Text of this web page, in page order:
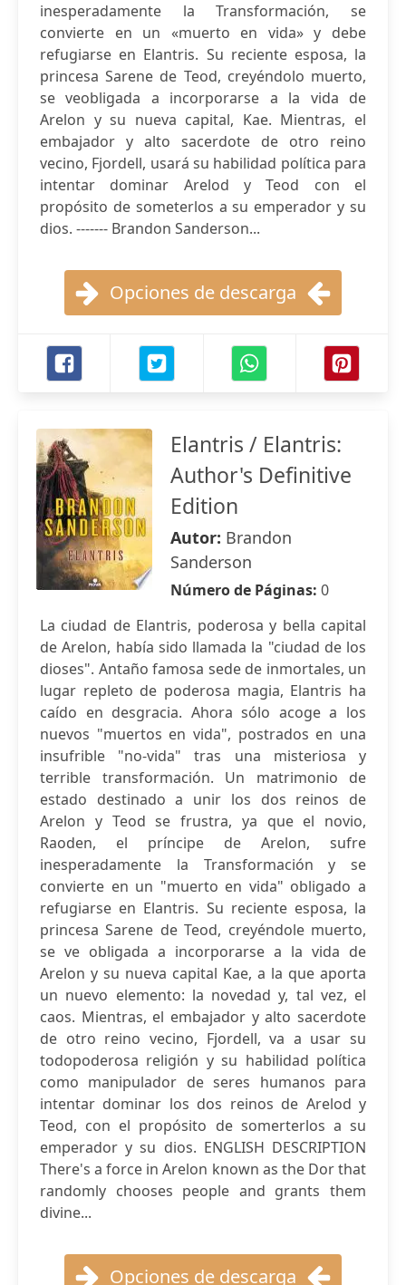
inesperadamente la Transformación, se
convierte en un «muerto en vida» y debe
refugiarse en Elantris. Su reciente esposa, la
princesa Sarene de Teod, creyéndolo muerto,
se veobligada a incorporarse a la vida de
Arelon y su nueva capital, Kae. Mientras, el
embajador y alto sacerdote de otro reino
vecino, Fjordell, usará su habilidad política para
intentar dominar Arelod y Teod con el
propósito de someterlos a su emperador y su
dios. ------- Brandon Sanderson...
Opciones de descarga
Elantris / Elantris:
Author's Definitive
Edition
Autor: Brandon
Sanderson
Número de Páginas: 0
La ciudad de Elantris, poderosa y bella capital
de Arelon, había sido llamada la "ciudad de los
dioses". Antaño famosa sede de inmortales, un
lugar repleto de poderosa magia, Elantris ha
caído en desgracia. Ahora sólo acoge a los
nuevos "muertos en vida", postrados en una
insufrible "no-vida" tras una misteriosa y
terrible transformación. Un matrimonio de
estado destinado a unir los dos reinos de
Arelon y Teod se frustra, ya que el novio,
Raoden, el príncipe de Arelon, sufre
inesperadamente la Transformación y se
convierte en un "muerto en vida" obligado a
refugiarse en Elantris. Su reciente esposa, la
princesa Sarene de Teod, creyéndole muerto,
se ve obligada a incorporarse a la vida de
Arelon y su nueva capital Kae, a la que aporta
un nuevo elemento: la novedad y, tal vez, el
caos. Mientras, el embajador y alto sacerdote
de otro reino vecino, Fjordell, va a usar su
todopoderosa religión y su habilidad política
como manipulador de seres humanos para
intentar dominar los dos reinos de Arelod y
Teod, con el propósito de somerterlos a su
emperador y su dios. ENGLISH DESCRIPTION
There's a force in Arelon known as the Dor that
randomly chooses people and grants them
divine...
Opciones de descarga